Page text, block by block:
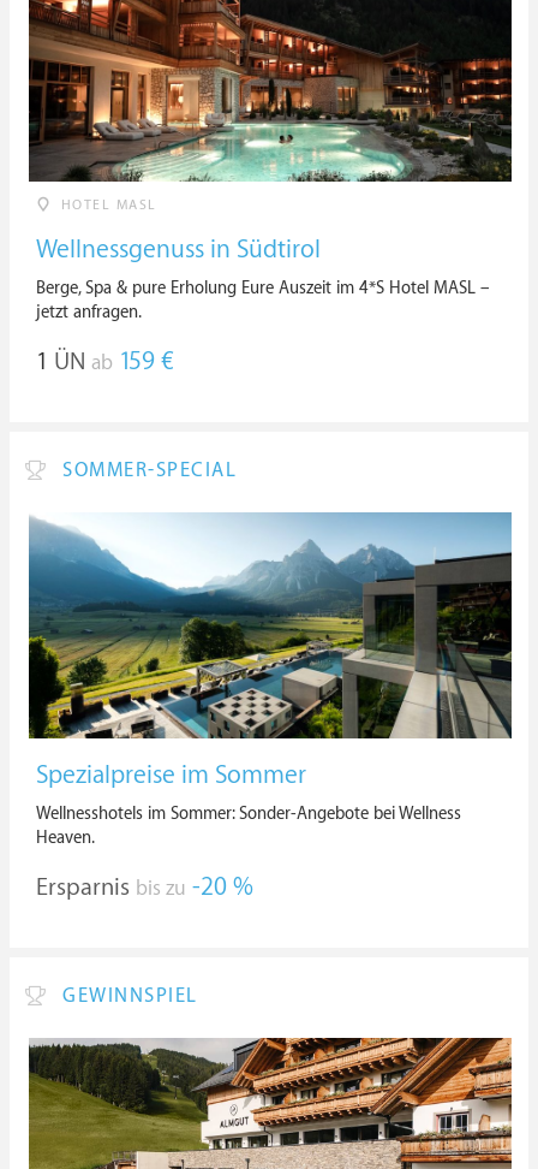
HOTEL MASL
Wellnessgenuss in Südtirol
Berge, Spa & pure Erholung Eure Auszeit im 4*S Hotel MASL –
jetzt anfragen.
1 ÜN ab 159 €
SOMMER-SPECIAL
Spezialpreise im Sommer
Wellnesshotels im Sommer: Sonder-Angebote bei Wellness
Heaven.
Ersparnis bis zu -20 %
GEWINNSPIEL